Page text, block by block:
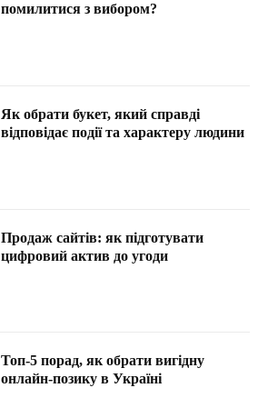
помилитися з вибором?
Як обрати букет, який справді
відповідає події та характеру людини
Продаж сайтів: як підготувати
цифровий актив до угоди
Топ-5 порад, як обрати вигідну
онлайн-позику в Україні